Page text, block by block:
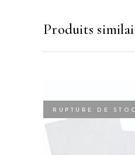
Produits
RUPTURE DE